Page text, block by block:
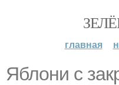
главная
Яблони с